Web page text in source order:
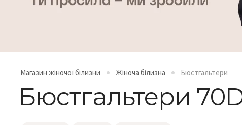
Магазин жіночої білизни Жіноча білизна Бюстгальтери
Бюстгальтери